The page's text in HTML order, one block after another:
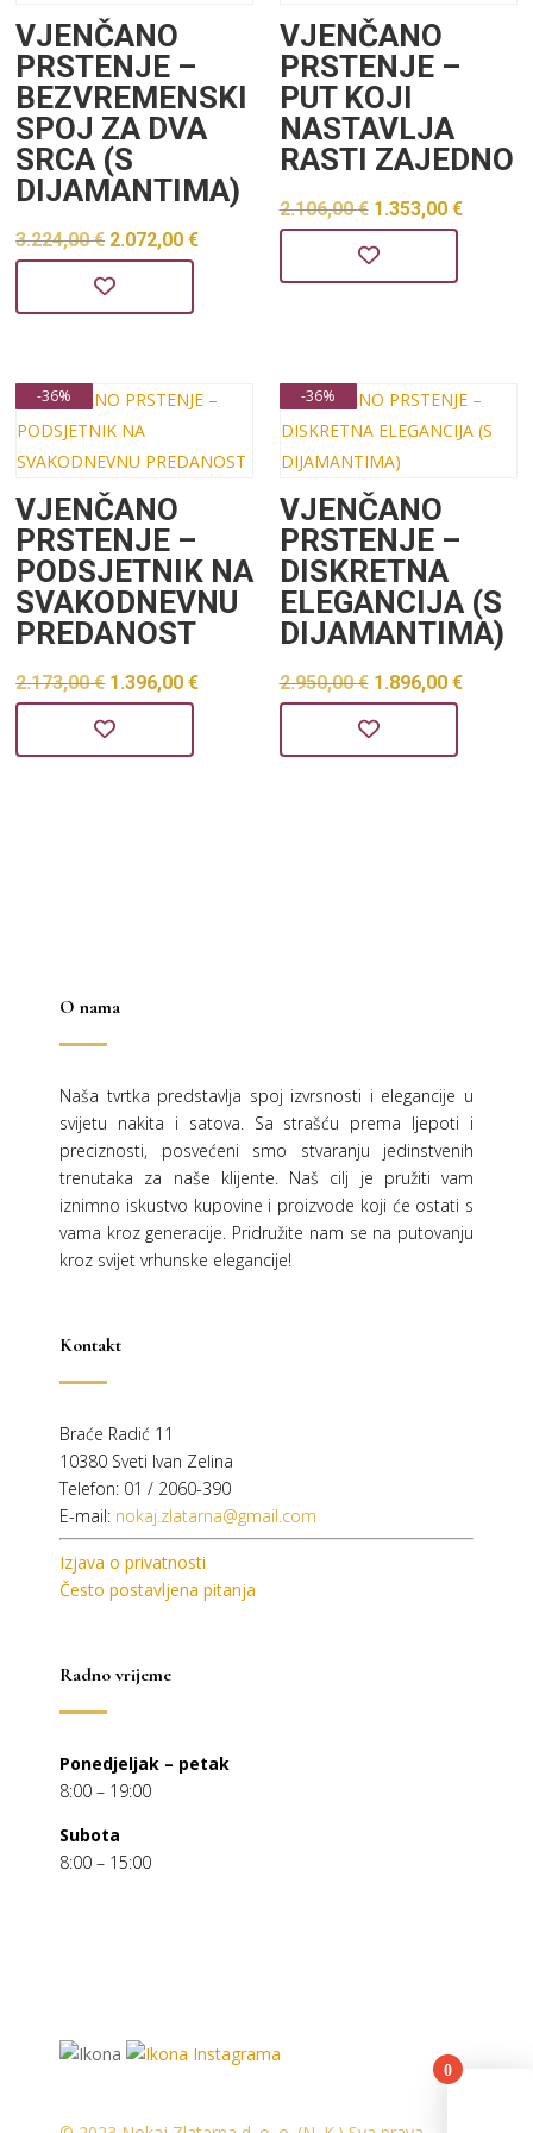
VJENČANO
PRSTENJE –
BEZVREMENSKI
SPOJ ZA DVA
SRCA (S
DIJAMANTIMA)
3.224,00€ Izvorna
cijena
bila
3.224,00 €.
2.072,00€
Trenutna
VJENČANO
PRSTENJE –
PUT KOJI
NASTAVLJA
RASTI ZAJEDNO
2.106,00€ Izvorna
cijena
bila
1.353,00 €
-36%
VJENČANO
PRSTENJE –
PODSJETNIK NA
SVAKODNEVNU
PREDANOST
2.173,00€ Izvorna
cijena
bila
1.396,00€
Trenutna
-36%
VJENČANO
PRSTENJE –
DISKRETNA
ELEGANCIJA (S
DIJAMANTIMA)
2.950,00€ Izvorna
cijena
bila
1.896,00 €
O nama
Naša tvrtka predstavlja spoj izvrsnosti i elegancije u
svijetu nakita i satova. Sa strašću prema ljepoti i
preciznosti, posvećeni smo stvaranju jedinstvenih
trenutaka za naše klijente. Naš cilj je pružiti vam
iznimno iskustvo kupovine i proizvode koji će ostati s
vama kroz generacije. Pridružite nam se na putovanju
kroz svijet vrhunske elegancije!
Kontakt
Braće Radić 11
10380 Sveti Ivan Zelina
Telefon: 01 / 2060-390
E-mail: nokaj.zlatarna@gmail.com
Izjava o privatnosti
Često postavljena pitanja
Radno vrijeme
Ponedjeljak – petak
8:00 – 19:00
Subota
8:00 – 15:00
0